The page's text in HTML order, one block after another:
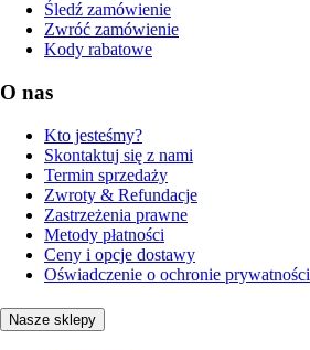
Śledź zamówienie
Zwróć zamówienie
Kody rabatowe
O nas
Kto jesteśmy?
Skontaktuj się z nami
Termin sprzedaży
Zwroty & Refundacje
Zastrzeżenia prawne
Metody płatności
Ceny i opcje dostawy
Oświadczenie o ochronie prywatności
Nasze sklepy